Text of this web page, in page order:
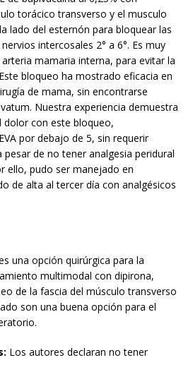
torácico transverso y el musculo
lado del esternón para bloquear las
intercosales 2° a 6°. Es muy
mamaria interna, para evitar la
bloqueo ha mostrado eficacia en
de mama, sin encontrarse
Nuestra experiencia demuestra
con este bloqueo,
por debajo de 5, sin requerir
de no tener analgesia peridural
ello, pudo ser manejado en
de alta al tercer día con analgésicos
una opción quirúrgica para la
multimodal con dipirona,
de la fascia del músculo transverso
son una buena opción para el
Los autores declaran no tener